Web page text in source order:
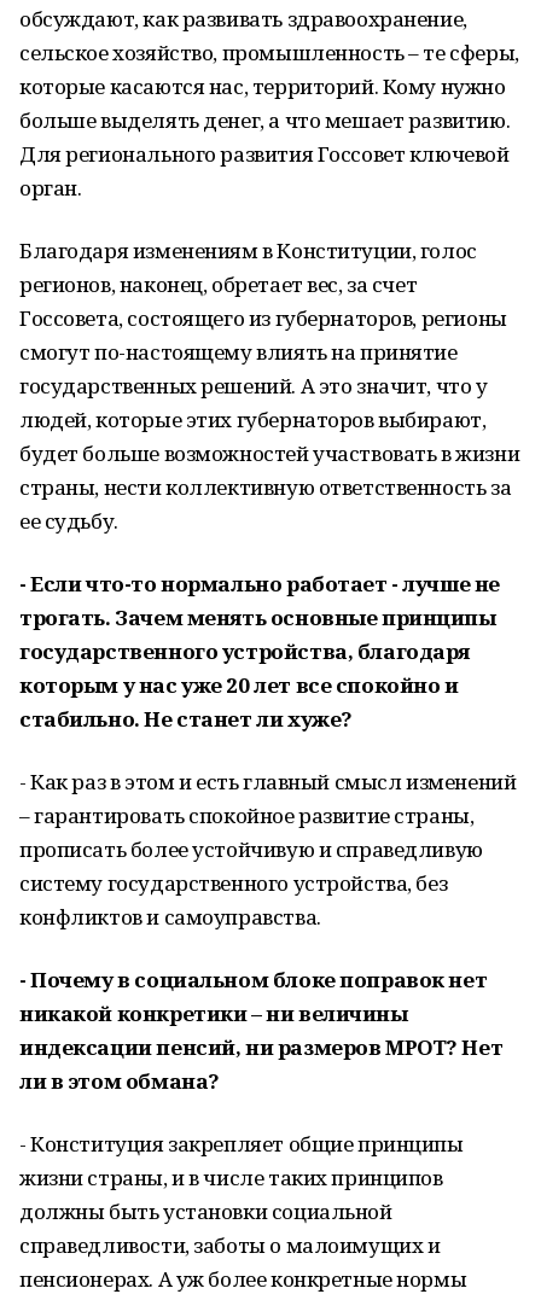
обсуждают, как развивать здравоохранение,
сельское хозяйство, промышленность – те сферы,
которые касаются нас, территорий. Кому нужно
больше выделять денег, а что мешает развитию.
Для регионального развития Госсовет ключевой
орган.
Благодаря изменениям в Конституции, голос
регионов, наконец, обретает вес, за счет
Госсовета, состоящего из губернаторов, регионы
смогут по-настоящему влиять на принятие
государственных решений. А это значит, что у
людей, которые этих губернаторов выбирают,
будет больше возможностей участвовать в жизни
страны, нести коллективную ответственность за
ее судьбу.
- Если что-то нормально работает - лучше не
трогать. Зачем менять основные принципы
государственного устройства, благодаря
которым у нас уже 20 лет все спокойно и
стабильно. Не станет ли хуже?
- Как раз в этом и есть главный смысл изменений
– гарантировать спокойное развитие страны,
прописать более устойчивую и справедливую
систему государственного устройства, без
конфликтов и самоуправства.
- Почему в социальном блоке поправок нет
никакой конкретики – ни величины
индексации пенсий, ни размеров МРОТ? Нет
ли в этом обмана?
- Конституция закрепляет общие принципы
жизни страны, и в числе таких принципов
должны быть установки социальной
справедливости, заботы о малоимущих и
пенсионерах. А уж более конкретные нормы